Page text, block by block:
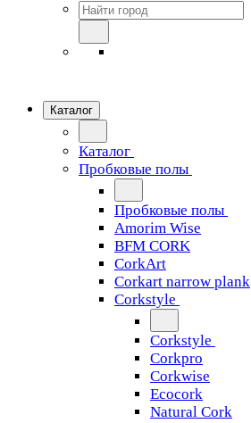
Каталог
Каталог
Пробковые полы
Пробковые полы
Amorim Wise
BFM CORK
CorkArt
Corkart narrow plank
Corkstyle
Corkstyle
Corkpro
Corkwise
Ecocork
Natural Cork